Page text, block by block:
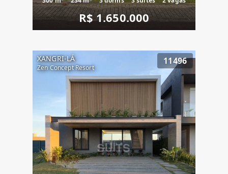
R$ 1.650.000
XANGRI-LÁ
Zen Concept Resort
11496